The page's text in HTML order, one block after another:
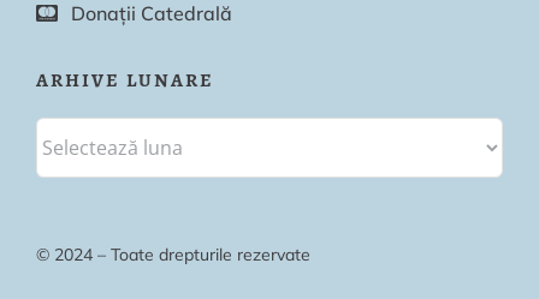
Donații Catedrală
ARHIVE LUNARE
© 2024 – Toate drepturile rezervate